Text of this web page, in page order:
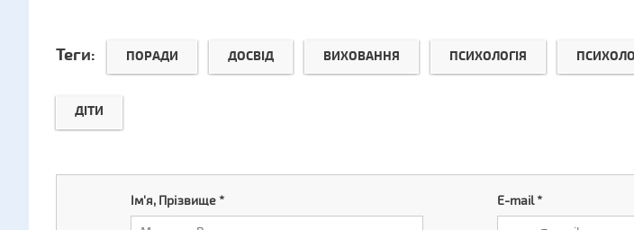
Теги: ПОРАДИ ДОСВІД ВИХОВАННЯ ПСИХОЛОГІЯ
ДІТИ
Ім'я, Прізвище* E-mail*